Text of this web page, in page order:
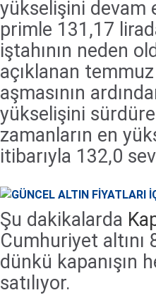
yükselişini devam
primle 131,17
iştahının neden
açıklanan
aşmasının
yükselişini
zamanların en
itibarıyla 132,0
Şu dakikalarda
Cumhuriyet altını
dünkü kapanışın
satılıyor.